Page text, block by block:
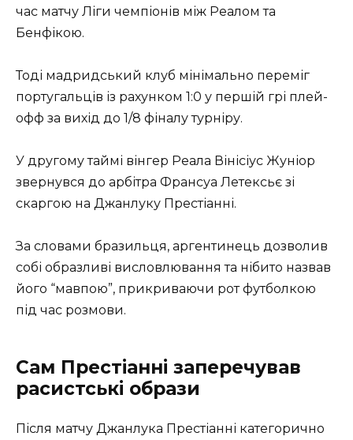
час матчу Ліги чемпіонів між Реалом та
Бенфікою.
Тоді мадридський клуб мінімально переміг
португальців із рахунком 1:0 у першій грі плей-
офф за вихід до 1/8 фіналу турніру.
У другому таймі вінгер Реала Вінісіус Жуніор
звернувся до арбітра Франсуа Летексьє зі
скаргою на Джанлуку Престіанні.
За словами бразильця, аргентинець дозволив
собі образливі висловлювання та нібито назвав
його “мавпою”, прикриваючи рот футболкою
під час розмови.
Сам Престіанні заперечував
расистські образи
Після матчу Джанлука Престіанні категорично